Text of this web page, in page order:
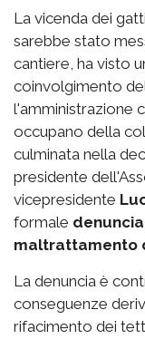
La vicenda dei
sarebbe stato
cantiere, ha visto
coinvolgimento
l'amministrazione
occupano della
culminata nella
presidente
vicepresidente
formale
maltrattamento
La denuncia è
conseguenze
rifacimento dei